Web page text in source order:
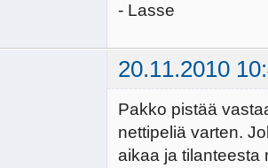
- Lasse
20.11.2010
Pakko pistää
nettipeliä varten.
aikaa ja tilanteesta